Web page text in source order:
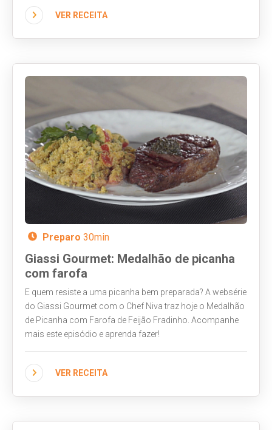
VER RECEITA
Preparo 30min
Giassi Gourmet: Medalhão de picanha
com farofa
E quem resiste a uma picanha bem preparada? A websérie
do Giassi Gourmet com o Chef Niva traz hoje o Medalhão
de Picanha com Farofa de Feijão Fradinho. Acompanhe
mais este episódio e aprenda fazer!
VER RECEITA